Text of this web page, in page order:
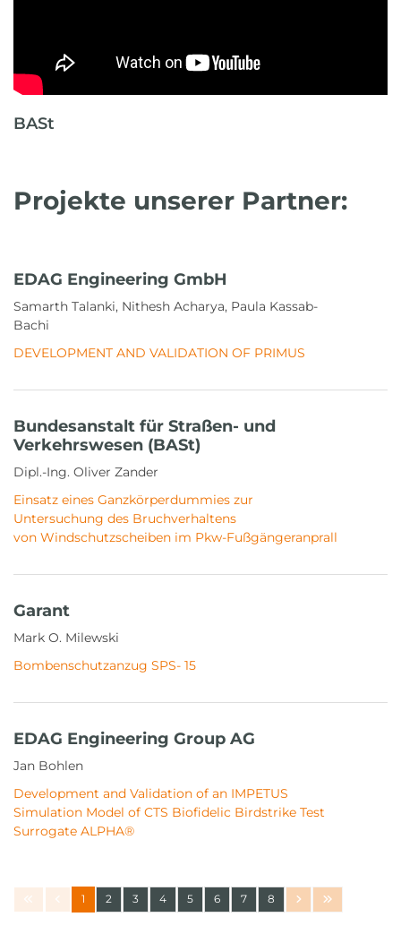
BASt
Projekte unserer Partner:
EDAG Engineering GmbH
Samarth Talanki, Nithesh Acharya, Paula Kassab-
Bachi
DEVELOPMENT AND VALIDATION OF PRIMUS
Bundesanstalt für Straßen- und
Verkehrswesen (BASt)
Dipl.-Ing. Oliver Zander
Einsatz eines Ganzkörperdummies zur
Untersuchung des Bruchverhaltens
von Windschutzscheiben im Pkw-Fußgängeranprall
Garant
Mark O. Milewski
Bombenschutzanzug SPS- 15
EDAG Engineering Group AG
Jan Bohlen
Development and Validation of an IMPETUS
Simulation Model of CTS Biofidelic Birdstrike Test
Surrogate ALPHA®
1 2 3 4 5 6 7 8